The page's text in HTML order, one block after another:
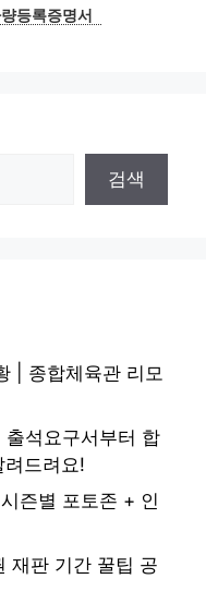
등록증명서
검색
| 종합체육관 리모
석요구서부터 합
드려요!
즌별 포토존 + 인
재판 기간 꿀팁 공